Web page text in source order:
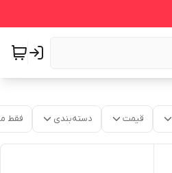
قیمت دسته‌بندی فقط